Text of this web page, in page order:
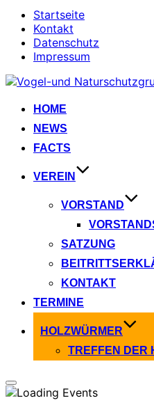
Startseite
Kontakt
Datenschutz
Impressum
Zum
springenHOME
NEWS
FACTS
VEREIN
VORSTAND
SATZUNG
KONTAKT
TERMINE
HOLZWÜRMER
TREFFEN DER
Seitenleiste
&